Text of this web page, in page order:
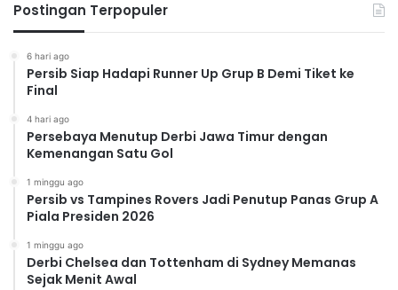
Postingan Terpopuler
6 hari ago
Persib Siap Hadapi Runner Up Grup B Demi Tiket ke
Final
4 hari ago
Persebaya Menutup Derbi Jawa Timur dengan
Kemenangan Satu Gol
1 minggu ago
Persib vs Tampines Rovers Jadi Penutup Panas Grup A
Piala Presiden 2026
1 minggu ago
Derbi Chelsea dan Tottenham di Sydney Memanas
Sejak Menit Awal